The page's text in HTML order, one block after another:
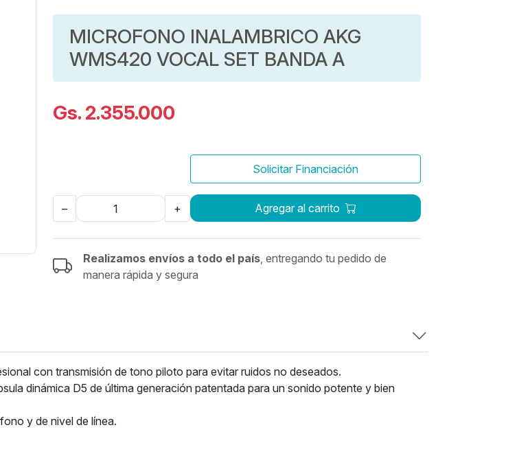
MICROFONO INALAMBRICO AKG
WMS420 VOCAL SET BANDA A
Gs. 2.355.000
– +
Solicitar Financiación
Agregar al carrito
Realizamos envíos a todo el país , entregando tu pedido de
manera rápida y segura
con transmisión de tono piloto para evitar ruidos no deseados.
dinámica D5 de última generación patentada para un sonido potente y bien
y de nivel de línea.